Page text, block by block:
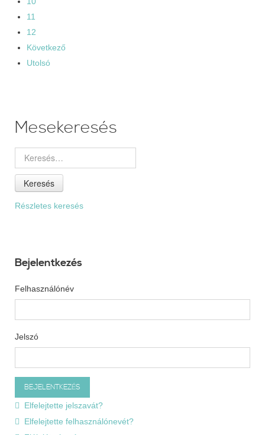
11
12
Következő
Utolsó
Mesekeresés
Keresés
Részletes keresés
Bejelentkezés
Felhasználónév
Jelszó
Elfelejtette jelszavát?
Elfelejtette felhasználónevét?